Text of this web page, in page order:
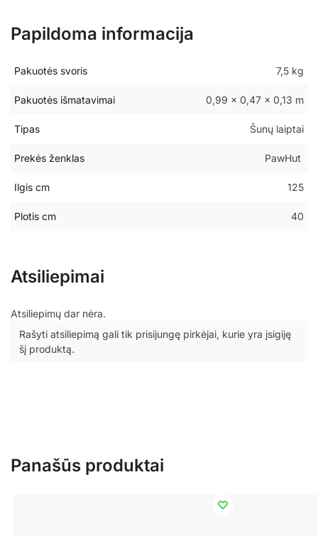
Papildoma informacija
Pakuotės svoris 7,5 kg
Pakuotės išmatavimai 0,99 × 0,47 × 0,13 m
Tipas Šunų laiptai
Prekės ženklas PawHut
Ilgis cm 125
Plotis cm 40
Atsiliepimai
Atsiliepimų dar nėra.
Rašyti atsiliepimą gali tik prisijungę pirkėjai, kurie yra įsigiję
šį produktą.
Panašūs produktai